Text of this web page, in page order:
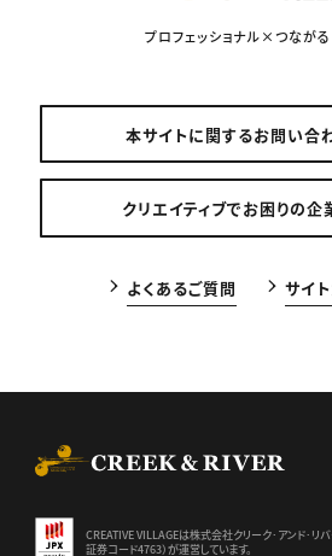
プロフェッショナル×つなが
本サイトに関するお問い合
クリエイティブでお困りの企
よくあるご質問 サイ
CREATIVE VILLAGEは株式会社クリーク･アンド･リ
証券コード4763）が運営しています。